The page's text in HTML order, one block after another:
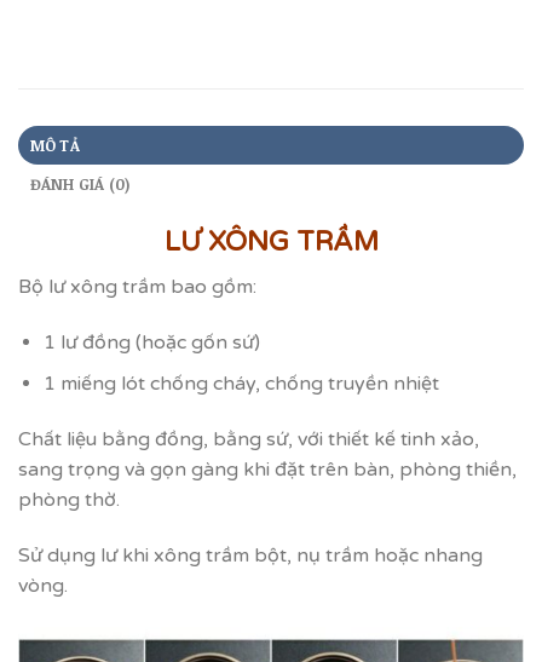
MÔ TẢ
ĐÁNH GIÁ (0)
LƯ XÔNG TRẦM
Bộ lư xông trầm bao gồm:
1 lư đồng (hoặc gốn sứ)
1 miếng lót chống cháy, chống truyền nhiệt
Chất liệu bằng đồng, bằng sứ, với thiết kế tinh xảo,
sang trọng và gọn gàng khi đặt trên bàn, phòng thiền,
phòng thờ.
Sử dụng lư khi xông trầm bột, nụ trầm hoặc nhang
vòng.